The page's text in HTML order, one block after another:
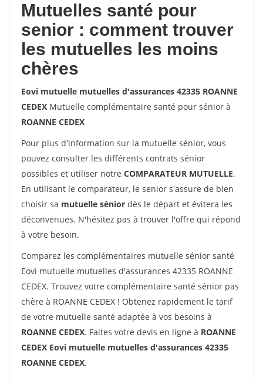
Mutuelles santé pour
senior : comment trouver
les mutuelles les moins
chères
Eovi mutuelle mutuelles d'assurances 42335 ROANNE
CEDEX Mutuelle complémentaire santé pour sénior à
ROANNE CEDEX
Pour plus d'information sur la mutuelle sénior, vous
pouvez consulter les différents contrats sénior
possibles et utiliser notre COMPARATEUR MUTUELLE.
En utilisant le comparateur, le senior s'assure de bien
choisir sa mutuelle sénior dès le départ et évitera les
déconvenues. N'hésitez pas à trouver l'offre qui répond
à votre besoin.
Comparez les complémentaires mutuelle sénior santé
Eovi mutuelle mutuelles d'assurances 42335 ROANNE
CEDEX. Trouvez votre complémentaire santé sénior pas
chère à ROANNE CEDEX ! Obtenez rapidement le tarif
de votre mutuelle santé adaptée à vos besoins à
ROANNE CEDEX. Faites votre devis en ligne à ROANNE
CEDEX Eovi mutuelle mutuelles d'assurances 42335
ROANNE CEDEX.